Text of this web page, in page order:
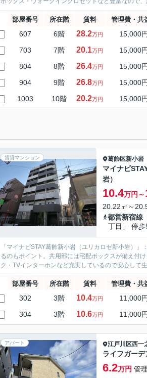
部屋番号 所在階 賃料 管理費・共
607 6階 28.2万円 15,000円
703 7階 20.1万円 15,000円
804 8階 26.4万円 15,000円
904 9階 26.8万円 15,000円
1003 10階 20.2万円 15,000円
賃貸マンション 葛飾区新小岩
マイナビ
岩）
10.4万円～
20.22㎡～
都営新宿線
丁目」 停歩
「マイナビSTAY葛飾新小岩（ユリカロゼ新小岩）
るのもポイント。共用部には宅配ボックスが備え付
ク・TVインターホンなど充実しているので安心して
部屋番号 所在階 賃料 管理費・共
302 3階 10.4万円 11,000円
304 3階 10.6万円 11,000円
アパート 江戸川区西一
ライフガー
6.2万円 管